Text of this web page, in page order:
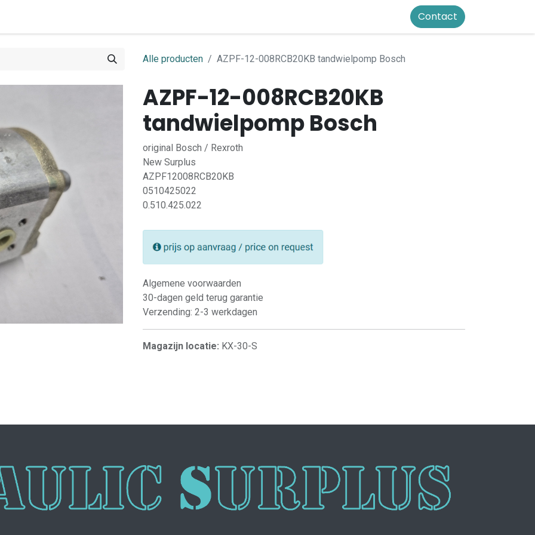
Contact
Alle producten AZPF-12-008RCB20KB tandwielpomp Bosch
AZPF-12-008RCB20KB
tandwielpomp Bosch
original Bosch / Rexroth
New Surplus
AZPF12008RCB20KB
0510425022
0.510.425.022
Algemene voorwaarden
30-dagen geld terug garantie
Verzending: 2-3 werkdagen
Magazijn locatie: KX-30-S